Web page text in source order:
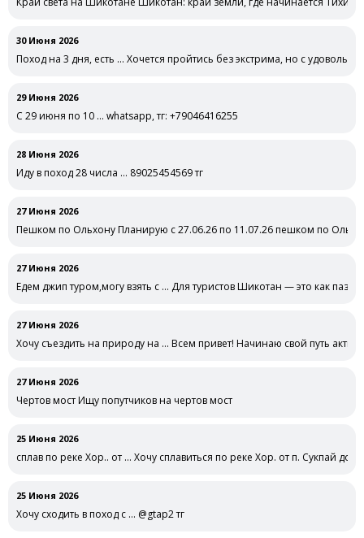
30 Июня 2026
Поход на 3 дня, есть … Хочется пройтись без экстрима, но с
29 Июня 2026
С 29 июня по 10 … whatsapp, тг: +79046416255
28 Июня 2026
Иду в поход 28 числа … 89025454569 тг
27 Июня 2026
Пешком по Ольхону Планирую с 27.06.26 по 11.07.26 пешком по
27 Июня 2026
Едем джип туром,могу взять с … Для туристов Шикотан — это как
27 Июня 2026
Хочу съездить на природу на … Всем привет! Начинаю свой путь
27 Июня 2026
Чертов мост Ищу попутчиков на чертов мост
25 Июня 2026
сплав по реке Хор.. от … Хочу сплавиться по реке Хор. от п. Сукпай до
25 Июня 2026
Хочу сходить в поход с … @gtap2 тг